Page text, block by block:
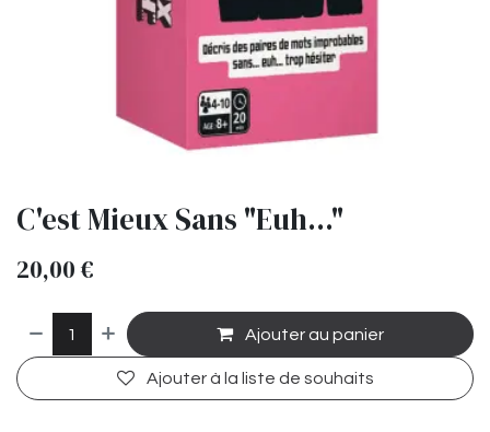
C'est Mieux Sans "Euh..."
20,00 €
Ajouter au panier
Ajouter à la liste de souhaits